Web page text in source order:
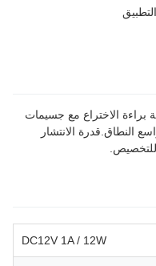
براءة الاختراع مع جسيمات
النطاق.قدرة الانتشار
DC12V 1A / 12W